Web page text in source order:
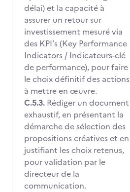
délai) et la capacité à
assurer un retour sur
investissement mesuré via
des KPI’s (Key Performance
Indicators / Indicateurs-clé
de performance), pour faire
le choix définitif des actions
à mettre en œuvre.
C.5.3. Rédiger un document
exhaustif, en présentant la
démarche de sélection des
propositions créatives et en
justifiant les choix retenus,
pour validation par le
directeur de la
communication.